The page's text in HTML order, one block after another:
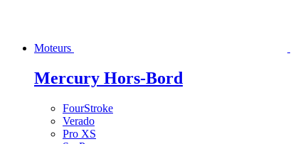
Moteurs
Mercury Hors-Bord
FourStroke
Verado
Pro XS